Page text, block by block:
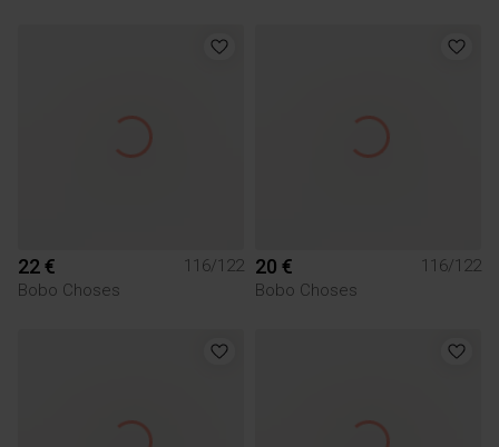
22 €
116/122
Bobo Choses
20 €
116/122
Bobo Choses